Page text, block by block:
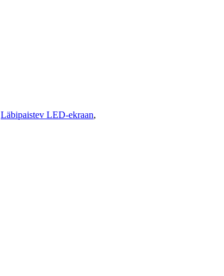
Läbipaistev LED-ekraan,